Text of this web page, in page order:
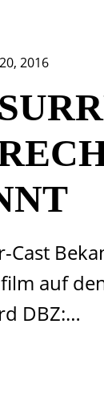
2016
Cast
auf
DBZ:…